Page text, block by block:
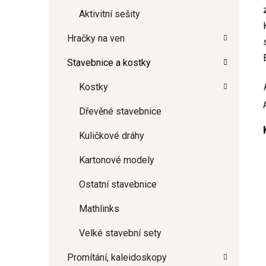
Aktivitní sešity
Hračky na ven
Stavebnice a kostky
Kostky
Dřevěné stavebnice
Kuličkové dráhy
Kartonové modely
Ostatní stavebnice
Mathlinks
Velké stavební sety
Promítání, kaleidoskopy